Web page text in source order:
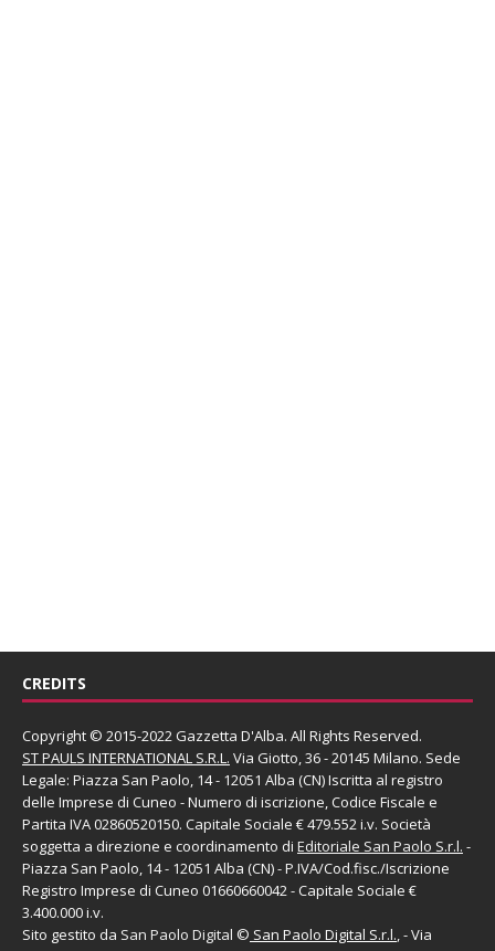
CREDITS
Copyright © 2015-2022 Gazzetta D'Alba. All Rights Reserved.
ST PAULS INTERNATIONAL S.R.L. Via Giotto, 36 - 20145 Milano. Sede
Legale: Piazza San Paolo, 14 - 12051 Alba (CN) Iscritta al registro
delle Imprese di Cuneo - Numero di iscrizione, Codice Fiscale e
Partita IVA 02860520150. Capitale Sociale € 479.552 i.v. Società
soggetta a direzione e coordinamento di Editoriale San Paolo S.r.l. -
Piazza San Paolo, 14 - 12051 Alba (CN) - P.IVA/Cod.fisc./Iscrizione
Registro Imprese di Cuneo 01660660042 - Capitale Sociale €
3.400.000 i.v.
Sito gestito da San Paolo Digital © San Paolo Digital S.r.l., - Via